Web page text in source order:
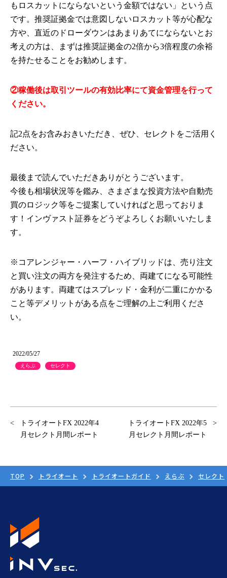
もロスカットにならないという金額ではない」という点
です。推奨証拠金では意図しないロスカット等が心配な
方や、直近のドローダウンはあまりあてにならないとお
考えの方は、まずは推奨証拠金の2倍から3倍程度の余裕
を持たせることをお勧めします。
②稼働後は取引ツールの有効比率にて資金管理を行って
ください。
記2点をお含みおきいただき、ぜひ、セレクトをご活用く
ださい。
最後まで読んでいただきありがとうございます。
今後も相場状況等を鑑み、さまざまな投資方法や自動売
買のロジック等をご提案していければと思っておりま
す！インヴァスト証券をどうぞよろしくお願いいたしま
す。
※コアレンジャー・ハーフ・ハイブリッドは、売り注文
と買い注文の両方を発注するため、両建てになる可能性
があります。両建てはスプレッド・金利が二重にかかる
こと等デメリットがある点をご理解の上ご利用くださ
い。
2022/05/27
えらぶ セレクト
トライオートFX 2022年4
月セレクト月間レポート
トライオートFX 2022年5
月セレクト月間レポート
TOP トライオート トライオートガイド えらぶ セレクト